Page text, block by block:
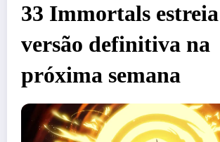
33 Immortals
versão definitiva na
próxima semana